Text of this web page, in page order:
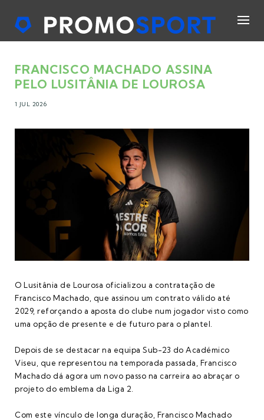
FRANCISCO MACHADO ASSINA
PELO LUSITÂNIA DE LOUROSA
1 JUL 2026
O Lusitânia de Lourosa oficializou a contratação de
Francisco Machado, que assinou um contrato válido até
2029, reforçando a aposta do clube num jogador visto como
uma opção de presente e de futuro para o plantel.
Depois de se destacar na equipa Sub-23 do Académico
Viseu, que representou na temporada passada, Francisco
Machado dá agora um novo passo na carreira ao abraçar o
projeto do emblema da Liga 2.
Com este vínculo de longa duração, Francisco Machado